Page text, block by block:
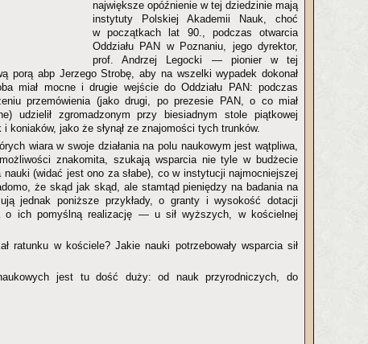
największe opóźnienie w tej dziedzinie mają
instytuty Polskiej Akademii Nauk, choć
w początkach lat 90., podczas otwarcia
Oddziału PAN w Poznaniu, jego dyrektor,
prof. Andrzej Legocki — pionier w tej
porą abp Jerzego Strobę, aby na wszelki wypadek dokonał
miał mocne i drugie wejście do Oddziału PAN: podczas
przemówienia (jako drugi, po prezesie PAN, o co miał
udzielił zgromadzonym przy biesiadnym stole piątkowej
koniaków, jako że słynął ze znajomości tych trunków.
wiara w swoje działania na polu naukowym jest wątpliwa,
znakomita, szukają wsparcia nie tyle w budżecie
nauki (widać jest ono za słabe), co w instytucji najmocniejszej
że skąd jak skąd, ale stamtąd pieniędzy na badania na
jednak poniższe przykłady, o granty i wysokość dotacji
o ich pomyślną realizację — u sił wyższych, w kościelnej
ratunku w kościele? Jakie nauki potrzebowały wsparcia sił
jest tu dość duży: od nauk przyrodniczych, do